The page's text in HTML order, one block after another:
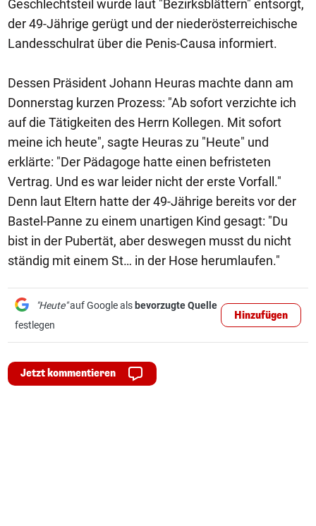
Geschlechtsteil wurde laut "Bezirksblättern" entsorgt,
der 49-Jährige gerügt und der niederösterreichische
Landesschulrat über die Penis-Causa informiert.
Dessen Präsident Johann Heuras machte dann am
Donnerstag kurzen Prozess: "Ab sofort verzichte ich
auf die Tätigkeiten des Herrn Kollegen. Mit sofort
meine ich heute", sagte Heuras zu "Heute" und
erklärte: "Der Pädagoge hatte einen befristeten
Vertrag. Und es war leider nicht der erste Vorfall."
Denn laut Eltern hatte der 49-Jährige bereits vor der
Bastel-Panne zu einem unartigen Kind gesagt: "Du
bist in der Pubertät, aber deswegen musst du nicht
ständig mit einem St… in der Hose herumlaufen."
"Heute"auf Google als bevorzugte Quelle
festlegen
Hinzufügen
Jetzt kommentieren